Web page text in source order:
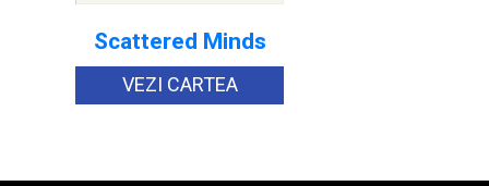
Scattered Minds
VEZI CARTEA